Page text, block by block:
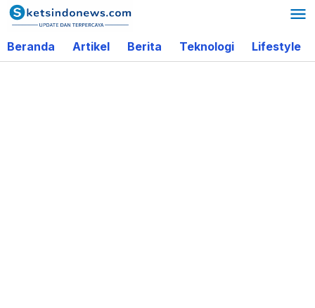
Lewati
ke
konten
Beranda Artikel Berita Teknologi Lifestyle